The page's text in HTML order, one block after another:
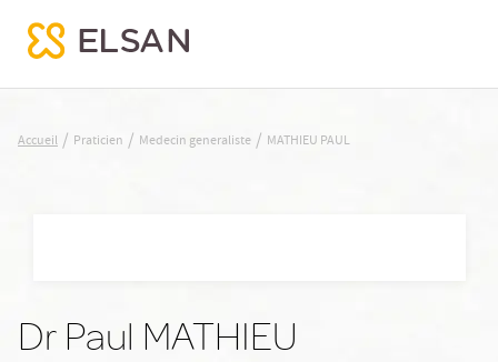
MATHIEU PAUL
Accueil / Praticien / Medecin generaliste / MATHIEU PAUL
Dr Paul MATHIEU